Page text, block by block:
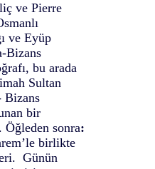
ve Pierre
ve Eyüp
Bizans
bu arada
Sultan
Bizans
bir
Öğleden sonra:
birlikte
Günün